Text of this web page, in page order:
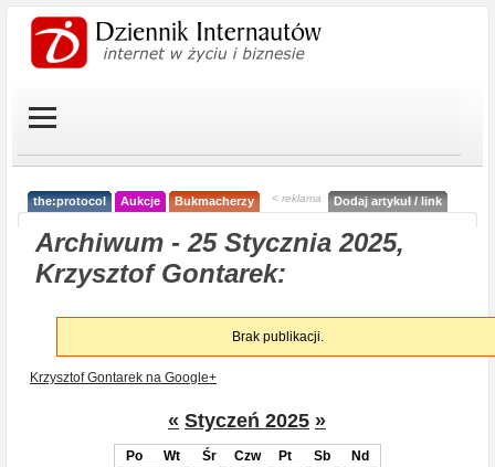
the:protocol Aukcje Bukmacherzy < reklama Dodaj artykuł / link
Archiwum - 25 Stycznia 2025,
Krzysztof Gontarek:
Brak publikacji.
Krzysztof Gontarek na Google+
« Styczeń 2025 »
Po Wt Śr Czw Pt Sb
Nd